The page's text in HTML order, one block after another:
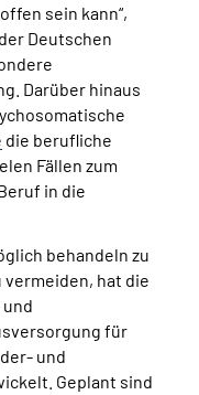
sein kann“,
Deutschen
Darüber hinaus
die berufliche
Fällen zum
in die
behandeln zu
hat die
für
und
Geplant sind